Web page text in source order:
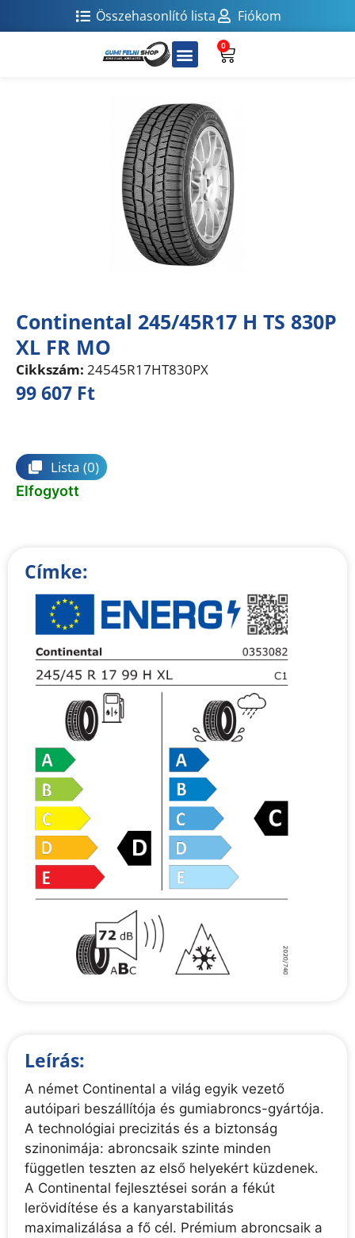
Összehasonlító lista Fiókom
0
Continental 245/45R17 H TS 830P
XL FR MO
Cikkszám: 24545R17HT830PX
99 607 Ft
Lista (0)
Elfogyott
Címke:
Leírás:
A német Continental a világ egyik vezető
autóipari beszállítója és gumiabroncs-gyártója.
A technológiai precizitás és a biztonság
szinonimája: abroncsaik szinte minden
független teszten az első helyekért küzdenek.
A Continental fejlesztései során a fékút
lerövidítése és a kanyarstabilitás
maximalizálása a fő cél. Prémium abroncsaik a